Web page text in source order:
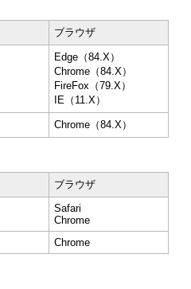
ブラウザ
Edge（84.X）
Chrome（84.X）
FireFox（79.X）
IE（11.X）
Chrome（84.X）
ブラウザ
Safari
Chrome
Chrome